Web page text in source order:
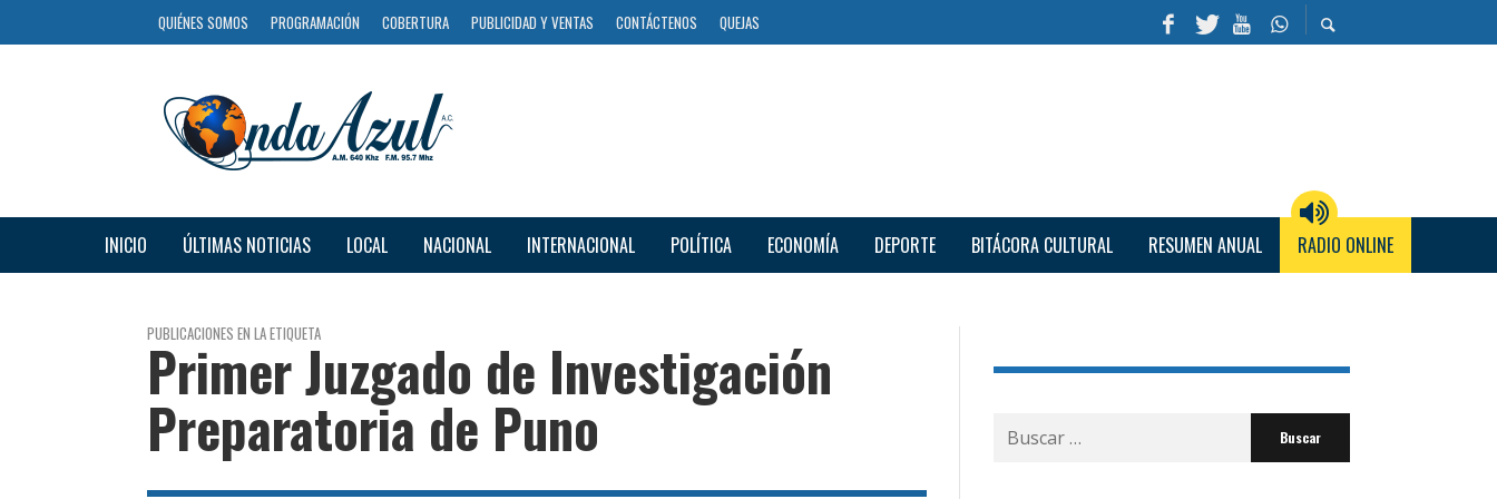
QUIÉNES SOMOS PROGRAMACIÓN COBERTURA PUBLICIDAD Y VENTAS CONTÁCTENOS QUEJAS
INICIO ÚLTIMAS NOTICIAS LOCAL NACIONAL INTERNACIONAL POLÍTICA ECONOMÍA DEPORTE BITÁCORA CULTURAL RESUMEN ANUAL RADIO ONLINE
PUBLICACIONES EN LA ETIQUETA
Primer Juzgado de Investigación
Preparatoria de Puno
Buscar
por: